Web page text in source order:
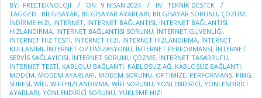
04-
09
BY: FREETEKNOLOJI ON: 9 NISAN 2024 IN: TEKNİK DESTEK
TAGGED: BILGISAYAR, BILGISAYAR AYARLARI, BILGISAYAR SORUNU, ÇÖZÜM,
INDIRME HIZI, INTERNET, INTERNET BAĞLANTISI, INTERNET BAĞLANTISI
HIZLANDIRMA, INTERNET BAĞLANTISI SORUNU, INTERNET GÜVENLIĞI,
INTERNET HIZ TESTI, INTERNET HIZI, INTERNET HIZLANDIRMA, INTERNET
KULLANIMI, INTERNET OPTIMIZASYONU, INTERNET PERFORMANSI, INTERNET
SERVIS SAĞLAYICISI, INTERNET SORUNU ÇÖZME, INTERNET TASARRUFU,
INTERNET TESTI, KABLOLU BAĞLANTI, KABLOSUZ AĞ, KABLOSUZ BAĞLANTI,
MODEM, MODEM AYARLARI, MODEM SORUNU, OPTIMIZE, PERFORMANS, PING
SÜRESI, WIFI, WIFI HIZLANDIRMA, WIFI SORUNU, YÖNLENDIRICI, YÖNLENDIRICI
AYARLARI, YÖNLENDIRICI SORUNU, YÜKLEME HIZI